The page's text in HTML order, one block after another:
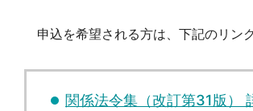
申込を希望される方は、下記のリン
関係法令集（改訂第31版）